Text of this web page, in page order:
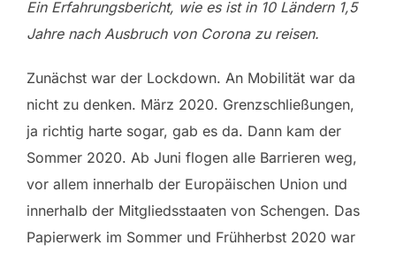
Ein Erfahrungsbericht, wie es ist in 10 Ländern 1,5
Jahre nach Ausbruch von Corona zu reisen.
Zunächst war der Lockdown. An Mobilität war da
nicht zu denken. März 2020. Grenzschließungen,
ja richtig harte sogar, gab es da. Dann kam der
Sommer 2020. Ab Juni flogen alle Barrieren weg,
vor allem innerhalb der Europäischen Union und
innerhalb der Mitgliedsstaaten von Schengen. Das
Papierwerk im Sommer und Frühherbst 2020 war